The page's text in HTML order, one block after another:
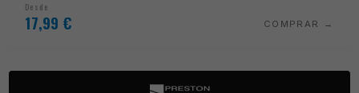
Desde
17,99 € COMPRAR